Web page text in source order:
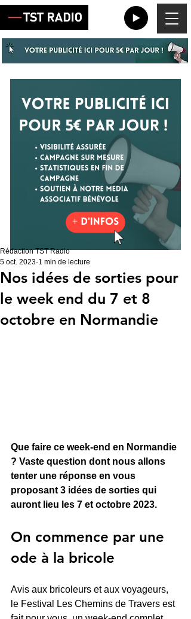
Nos idées de sorties pour
le week end du 7 et 8
octobre en Normandie
Rédaction TST Radio
5 oct. 2023 1 min de lecture
Que faire ce week-end en Normandie
? Vaste question dont nous allons
tenter une réponse en vous
proposant 3 idées de sorties qui
auront lieu les 7 et octobre 2023.
On commence par une
ode à la bricole
Avis aux bricoleurs et aux voyageurs,
le Festival Les Chemins de Travers est